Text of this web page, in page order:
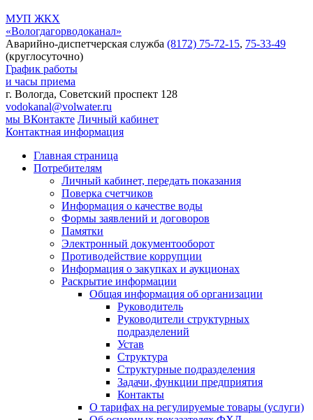
МУП ЖКХ
«Вологдагорводоканал»
Аварийно-диспетчерская служба (8172) 75-72-15, 75-33-49
(круглосуточно)
График работы
и часы приема
г. Вологда, Советский проспект 128
vodokanal@volwater.ru
мы ВКонтакте Личный кабинет
Контактная информация
Главная страница
Потребителям
Личный кабинет, передать показания
Поверка счетчиков
Информация о качестве воды
Формы заявлений и договоров
Памятки
Электронный документооборот
Противодействие коррупции
Информация о закупках и аукционах
Раскрытие информации
Общая информация об организации
Руководитель
Руководители структурных
подразделений
Устав
Структура
Структурные подразделения
Задачи, функции предприятия
Контакты
О тарифах на регулируемые товары (услуги)